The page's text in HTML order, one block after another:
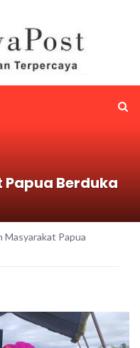
Papua Berduka
Masyarakat Papua